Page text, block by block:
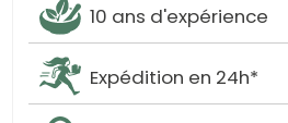
10 ans d'expérience
Expédition en 24h*